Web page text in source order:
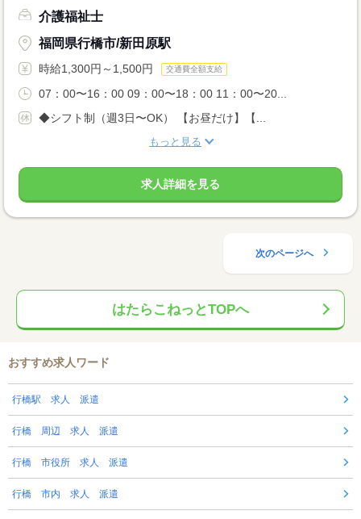
介護福祉士
福岡県行橋市/新田原駅
時給1,300円～1,500円 交通費全額支給
07：00〜16：00 09：00〜18：00 11：00〜20...
◆シフト制（週3日〜OK） 【お昼だけ】【...
もっと見る
求人詳細を見る
次のページへ
はたらこねっとTOPへ
おすすめ求人ワード
行橋駅 求人 派遣
行橋 周辺 求人 派遣
行橋 市役所 求人 派遣
行橋 市内 求人 派遣